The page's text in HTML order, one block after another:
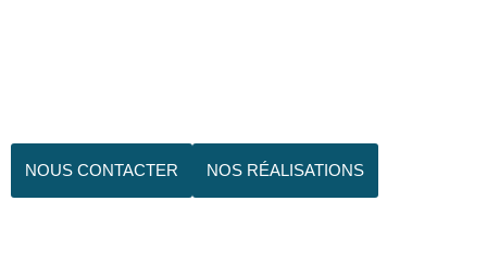
NOUS CONTACTER NOS RÉALISATIONS